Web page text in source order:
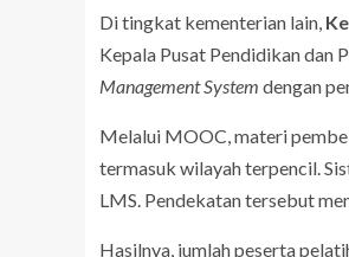
Di tingkat kementerian lain,
Kepala Pusat Pendidikan dan
Management System dengan
Melalui MOOC, materi
termasuk wilayah terpencil.
LMS. Pendekatan tersebut
Hasilnya, jumlah peserta